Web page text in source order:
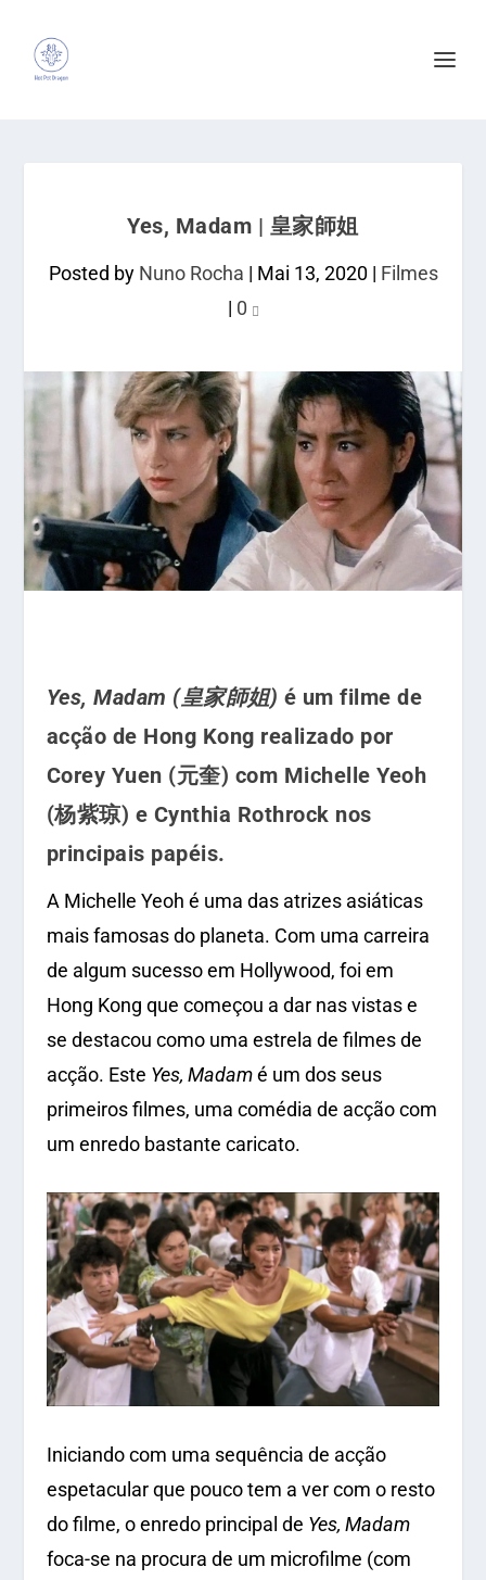
Yes, Madam | 皇家師姐
Posted by Nuno Rocha | Mai 13, 2020| Filmes
| 0
Yes, Madam (皇家師姐) é um filme de
acção de Hong Kong realizado por
Corey Yuen (元奎) com Michelle Yeoh
(杨紫琼) e Cynthia Rothrock nos
principais papéis.
A Michelle Yeoh é uma das atrizes asiáticas
mais famosas do planeta. Com uma carreira
de algum sucesso em Hollywood, foi em
Hong Kong que começou a dar nas vistas e
se destacou como uma estrela de filmes de
acção. Este Yes, Madamé um dos seus
primeiros filmes, uma comédia de acção com
um enredo bastante caricato.
Iniciando com uma sequência de acção
espetacular que pouco tem a ver com o resto
do filme, o enredo principal de Yes, Madam
foca-se na procura de um microfilme (com